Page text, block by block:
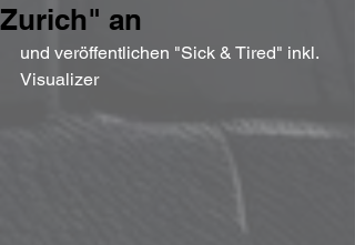
Zurich" an
und veröffentlichen "Sick & Tired" inkl.
Visualizer